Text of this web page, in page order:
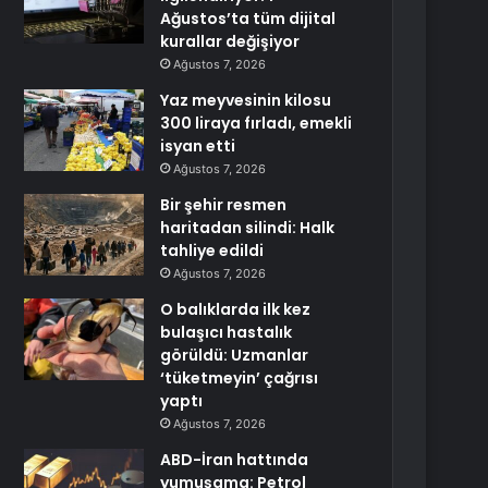
Ağustos’ta tüm dijital
kurallar değişiyor
Ağustos 7, 2026
Yaz meyvesinin kilosu
300 liraya fırladı, emekli
isyan etti
Ağustos 7, 2026
Bir şehir resmen
haritadan silindi: Halk
tahliye edildi
Ağustos 7, 2026
O balıklarda ilk kez
bulaşıcı hastalık
görüldü: Uzmanlar
‘tüketmeyin’ çağrısı
yaptı
Ağustos 7, 2026
ABD-İran hattında
yumuşama: Petrol